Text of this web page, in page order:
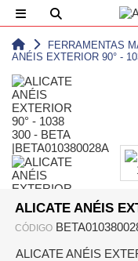
FERRAMENTAS
ANÉIS EXTERIOR 90° -
ALICATE ANÉIS
CÓDIGO
ALICATE ANÉIS